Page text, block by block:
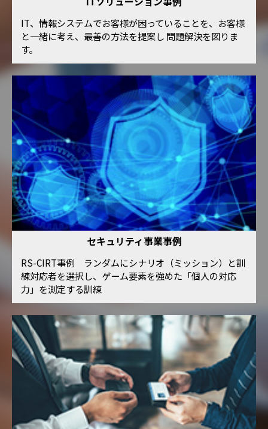
IT、情報システムでお客様が困っていることを、お客様
と一緒に考え、最善の方法を提案し 問題解決を図りま
す。
セキュリティ事業事例
RS-CIRT事例 ランダムにシナリオ（ミッション）と訓
練対応者を選択し、ゲーム要素を強めた「個人の対応
力」を測定する訓練